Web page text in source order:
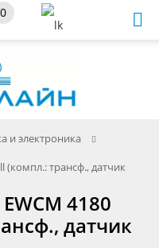
0
и электроника
(компл.: трансф., датчик
4180
датчик